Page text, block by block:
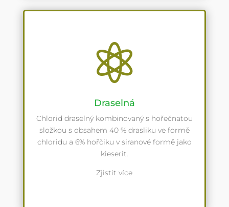

Draselná
Chlorid draselný kombinovaný s hořečnatou
složkou s obsahem 40 % drasliku ve formě
chloridu a 6% hořčiku v siranové formě jako
kieserit.
Zjistit více